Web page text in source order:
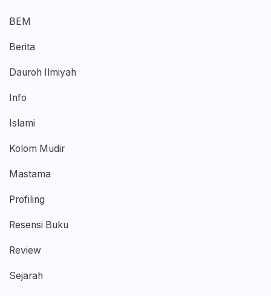
BEM
Berita
Dauroh Ilmiyah
Info
Islami
Kolom Mudir
Mastama
Profiling
Resensi Buku
Review
Sejarah